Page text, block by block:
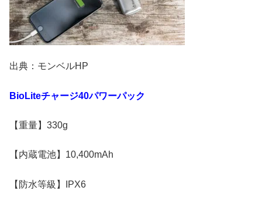
出典：モンベルHP
BioLiteチャージ40パワーパック
【重量】330g
【内蔵電池】10,400mAh
【防水等級】IPX6